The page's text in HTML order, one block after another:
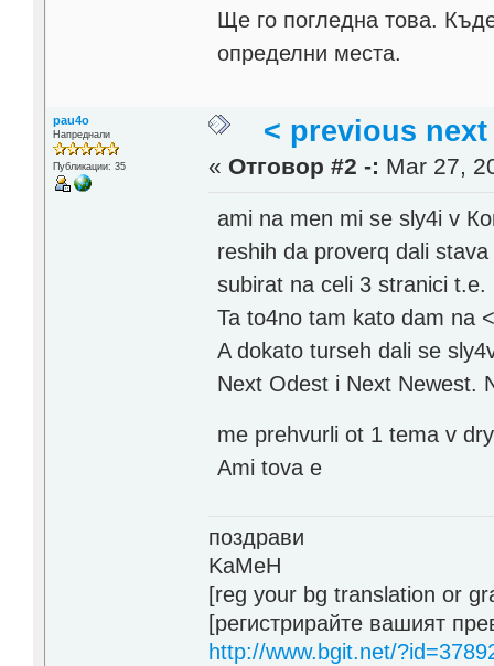
Ще го погледна това.
определни места.
pau4o
Напреднали
Публикации: 35
< previous next
« Отговор #2 -: Mar 27,
ami na men mi se sly4i v
reshih da proverq dali
subirat na celi 3 stranici
Ta to4no tam kato dam na
A dokato turseh dali se
Next Odest i Next Newest.
me prehvurli ot 1 tema v
Ami tova e
поздрави
KaMeH
[reg your bg translation or
[регистрирайте вашият
http://www.bgit.net/